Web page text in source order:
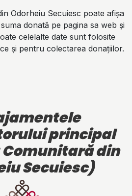
Odorheiu Secuiesc poate afișa
donată pe pagina sa web și
celelalte date sunt folosite
și pentru colectarea donațiilor.
principal
din
Secuiesc)